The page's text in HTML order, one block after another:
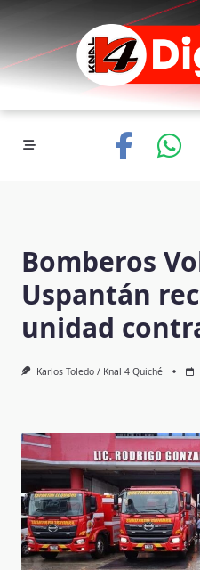
Skip
content
Bomberos
Uspantán
unidad
Karlos Toledo / Knal 4 Quiché